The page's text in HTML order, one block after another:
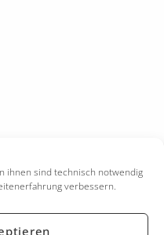
ihnen sind technisch notwendig
verbessern.